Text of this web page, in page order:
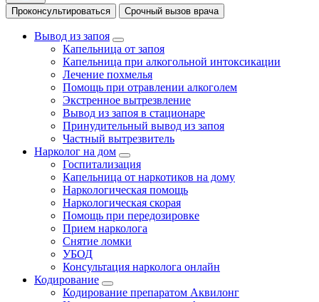
Проконсультироваться Срочный вызов врача
Вывод из запоя
Капельница от запоя
Капельница при алкогольной интоксикации
Лечение похмелья
Помощь при отравлении алкоголем
Экстренное вытрезвление
Вывод из запоя в стационаре
Принудительный вывод из запоя
Частный вытрезвитель
Нарколог на дом
Госпитализация
Капельница от наркотиков на дому
Наркологическая помощь
Наркологическая скорая
Помощь при передозировке
Прием нарколога
Снятие ломки
УБОД
Консультация нарколога онлайн
Кодирование
Кодирование препаратом Аквилонг